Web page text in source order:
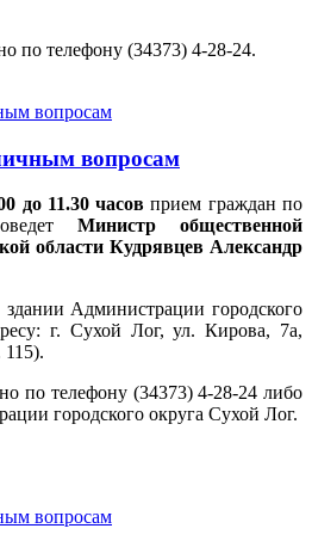
по телефону (34373) 4-28-24.
вопросам
до 11.30 часов прием граждан по
Министр общественной
области Кудрявцев Александр
Администрации городского
г. Сухой Лог, ул. Кирова, 7а,
115).
по телефону (34373) 4-28-24 либо
городского округа Сухой Лог.